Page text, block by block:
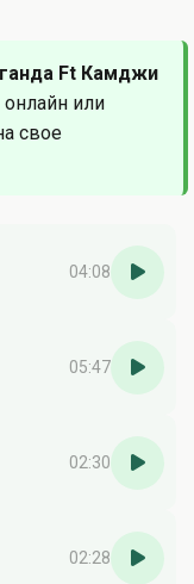
Ft Камджи
или
свое
04:08
05:47
02:30
02:28